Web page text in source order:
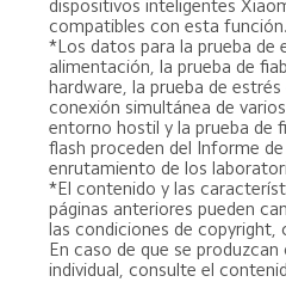
dispositivos inteligentes
compatibles con esta función.
*Los datos para la prueba de
alimentación, la prueba de
hardware, la prueba de
conexión simultánea de
entorno hostil y la prueba de
flash proceden del Informe de
enrutamiento de los
*El contenido y las
páginas anteriores pueden
las condiciones de
En caso de que se
individual, consulte el